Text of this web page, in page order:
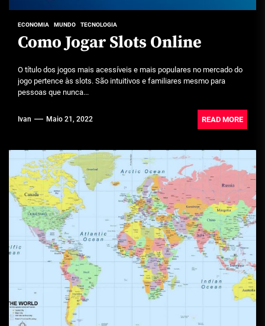
ECONOMIA MUNDO TECNOLOGIA
Como Jogar Slots Online
O título dos jogos mais acessíveis e mais populares no mercado do
jogo pertence às slots. São intuitivos e familiares mesmo para
pessoas que nunca...
Ivan Maio 21, 2022 READ MORE